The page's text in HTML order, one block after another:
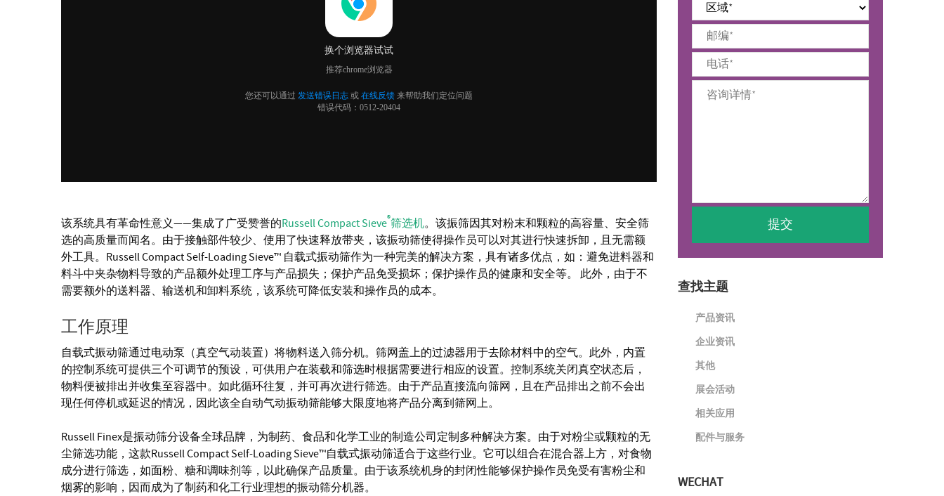
该系统具有革命性意义——集成了广受赞誉的Russell Compact Sieve®筛选机。该振筛因其对粉末和颗粒的高容量、安全筛
选的高质量而闻名。由于接触部件较少、使用了快速释放带夹，该振动筛使得操作员可以对其进行快速拆卸，且无需额
外工具。Russell Compact Self-Loading Sieve™ 自载式振动筛作为一种完美的解决方案，具有诸多优点，如：避免进料器和
料斗中夹杂物料导致的产品额外处理工序与产品损失；保护产品免受损坏；保护操作员的健康和安全等。 此外，由于不
需要额外的送料器、输送机和卸料系统，该系统可降低安装和操作员的成本。
工作原理
自载式振动筛通过电动泵（真空气动装置）将物料送入筛分机。筛网盖上的过滤器用于去除材料中的空气。此外，内置
的控制系统可提供三个可调节的预设，可供用户在装载和筛选时根据需要进行相应的设置。控制系统关闭真空状态后，
物料便被排出并收集至容器中。如此循环往复，并可再次进行筛选。由于产品直接流向筛网，且在产品排出之前不会出
现任何停机或延迟的情况，因此该全自动气动振动筛能够大限度地将产品分离到筛网上。
Russell Finex是振动筛分设备全球品牌，为制药、食品和化学工业的制造公司定制多种解决方案。由于对粉尘或颗粒的无
尘筛选功能，这款Russell Compact Self-Loading Sieve™自载式振动筛适合于这些行业。它可以组合在混合器上方，对食物
成分进行筛选，如面粉、糖和调味剂等，以此确保产品质量。由于该系统机身的封闭性能够保护操作员免受有害粉尘和
烟雾的影响，因而成为了制药和化工行业理想的振动筛分机器。
查找主题
产品资讯
企业资讯
其他
展会活动
相关应用
配件与服务
WECHAT